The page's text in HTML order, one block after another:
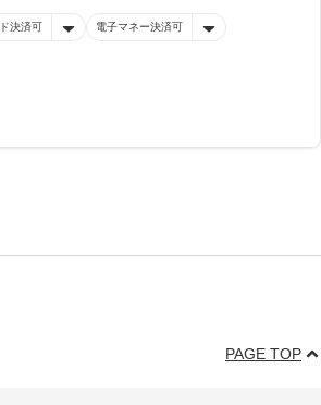
決済可 電子マネー決済可
PAGE TOP